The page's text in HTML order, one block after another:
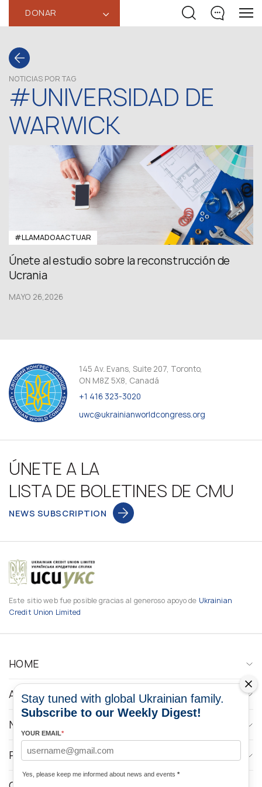
DONAR ‹
NOTICIAS POR TAG
#UNIVERSIDAD DE
WARWICK
#LLAMADOAACTUAR
Únete al estudio sobre la reconstrucción de
Ucrania
MAYO 26,2026
145 Av. Evans, Suite 207, Toronto,
ON M8Z 5X8, Canadá
+1 416 323-3020
uwc@ukrainianworldcongress.org
ÚNETE A LA
LISTA DE BOLETINES DE CMU
NEWS SUBSCRIPTION
Este sitio web fue posible gracias al generoso apoyo de Ukrainian
Credit Union Limited
HOME
ABOUT
NEWS
PROGRAMS
Stay tuned with global Ukrainian family.
Subscribe to our Weekly Digest!
YOUR EMAIL*
Yes, please keep me informed about news and events *